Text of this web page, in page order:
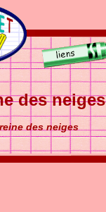
des neiges
des neiges